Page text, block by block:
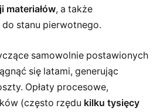
materiałów, a także
stanu pierwotnego.
samowolnie postawionych
się latami, generując
Opłaty procesowe,
(często rzędu kilku tysięcy